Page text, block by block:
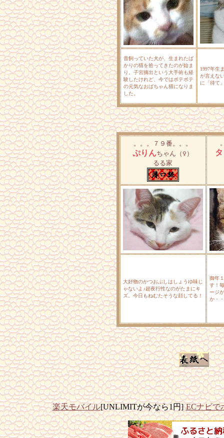
昔飼っていた犬が、生まれたば
かりの猫を拾ってきたのが始ま
り。子宮摘出という大手術も経
験したけれど、今ではボテボテ
の元気なおばちゃん猫になりま
した。
1997年生
が言えな
に「待て
。。。７９番。。。
ぷりんちゃん （♀）
るる家
大好物のかつおぶしはしょうゆ味じ
ゃないよ♪超夜行性なのがたまにキ
ズ。今日もねむたそうな顔してる！
御年
す！
ージ
か・
楽天モバイル[UNLIMITが今なら1円] ECナビで